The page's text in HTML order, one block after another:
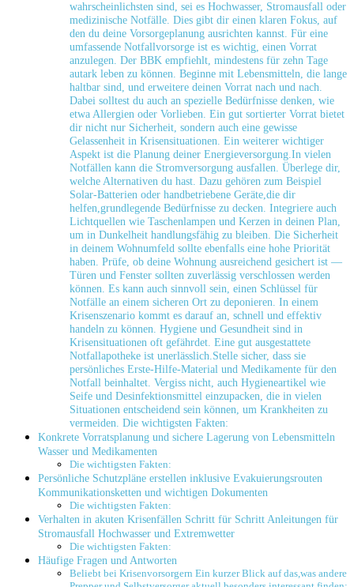
wahrscheinlichsten sind, sei es Hochwasser, Stromausfall oder
medizinische Notfälle. Dies gibt dir einen klaren Fokus,⁤ auf
den du ‌deine Vorsorgeplanung ⁣ausrichten kannst. Für eine
umfassende Notfallvorsorge ist es wichtig, einen Vorrat
⁤anzulegen. Der ​BBK empfiehlt, mindestens für zehn Tage
autark ⁤leben zu können. Beginne mit Lebensmitteln, die lange
haltbar sind, und erweitere deinen‍ Vorrat nach ⁢und nach.
Dabei solltest du auch an spezielle Bedürfnisse denken, wie
etwa Allergien oder Vorlieben. Ein gut sortierter Vorrat ⁤bietet
dir nicht nur Sicherheit, sondern auch eine gewisse
Gelassenheit​ in Krisensituationen. Ein weiterer wichtiger
Aspekt ist die ⁣Planung deiner Energieversorgung.In vielen
Notfällen kann die Stromversorgung ausfallen. Überlege dir, ​
welche Alternativen du hast. Dazu gehören zum Beispiel
‌Solar-Batterien oder handbetriebene Geräte,die dir
helfen,grundlegende Bedürfnisse zu decken.​ Integriere auch ​
Lichtquellen wie Taschenlampen und Kerzen in deinen Plan,⁤
um in Dunkelheit handlungsfähig ⁣zu ⁤bleiben. Die ⁣Sicherheit⁢
in deinem ‌Wohnumfeld‍ sollte ebenfalls eine hohe Priorität‌
haben. ⁣Prüfe, ob deine Wohnung ausreichend gesichert ​ist —
Türen und Fenster ‌sollten zuverlässig verschlossen werden
können. Es kann auch ​sinnvoll sein, einen Schlüssel für
⁣Notfälle an einem sicheren Ort zu ​deponieren. In einem
Krisenszenario kommt es darauf an,⁢ schnell und ⁣effektiv
⁤handeln zu können. Hygiene und Gesundheit sind in
‍Krisensituationen oft​ gefährdet. Eine gut ausgestattete
‌Notfallapotheke ⁣ist unerlässlich.Stelle sicher, dass sie​
persönliches Erste-Hilfe-Material und Medikamente für den
Notfall beinhaltet. Vergiss nicht, ⁢auch Hygieneartikel wie
Seife und Desinfektionsmittel einzupacken, die in vielen
Situationen entscheidend⁤ sein können, um Krankheiten⁤ zu
vermeiden. Die wichtigsten ‌Fakten:
Konkrete Vorratsplanung und ‍sichere‌ Lagerung von Lebensmitteln ​
Wasser und Medikamenten
Die wichtigsten Fakten:
Persönliche Schutzpläne erstellen inklusive Evakuierungsrouten
Kommunikationsketten und wichtigen Dokumenten
Die wichtigsten Fakten:
Verhalten in akuten Krisenfällen Schritt für Schritt Anleitungen für
Stromausfall Hochwasser und⁢ Extremwetter
Die wichtigsten Fakten:
Häufige Fragen und⁢ Antworten
Beliebt bei Krisenvorsorgern Ein kurzer Blick‌ auf das,was andere